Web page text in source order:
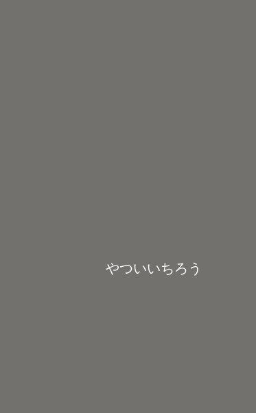
やついいちろう